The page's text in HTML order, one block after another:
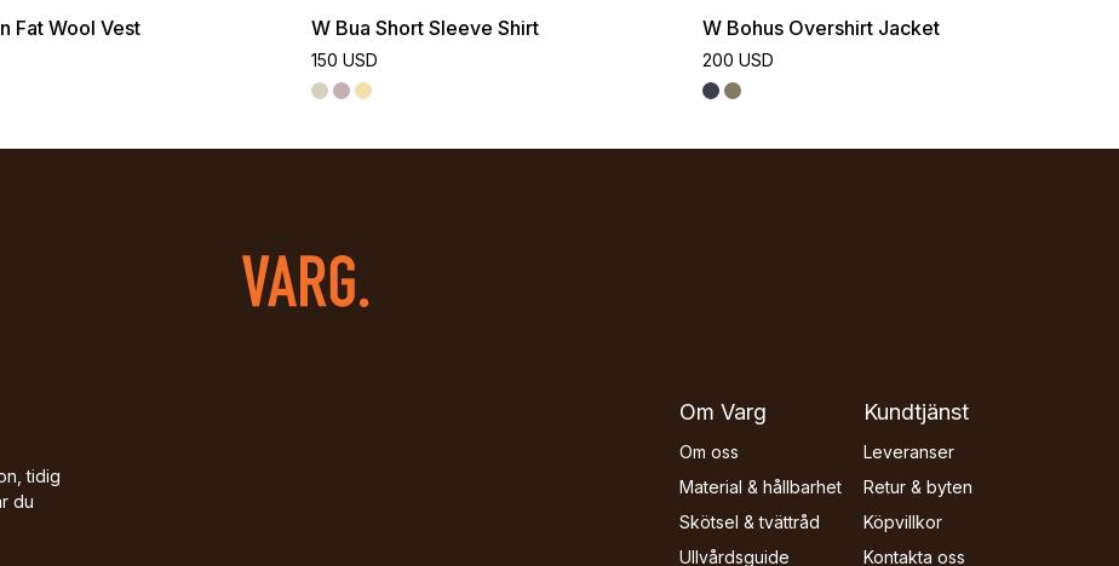
Fat Wool Vest W Bua Short Sleeve Shirt
150 USD
W Bohus Overshirt Jacket
200 USD
tidig
du
Om Varg
Om oss
Material & hållbarhet
Skötsel & tvättråd
Ullvårdsguide
Kundtjänst
Leveranser
Retur & byten
Köpvillkor
Kontakta oss